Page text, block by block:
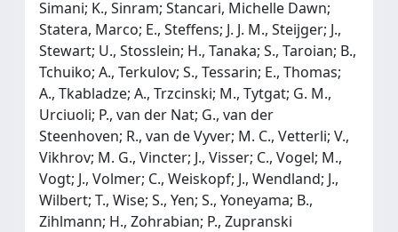
Simani; K., Sinram; Stancari, Michelle Dawn;
Statera, Marco; E., Steffens; J. J. M., Steijger; J.,
Stewart; U., Stosslein; H., Tanaka; S., Taroian; B.,
Tchuiko; A., Terkulov; S., Tessarin; E., Thomas;
A., Tkabladze; A., Trzcinski; M., Tytgat; G. M.,
Urciuoli; P., van der Nat; G., van der
Steenhoven; R., van de Vyver; M. C., Vetterli; V.,
Vikhrov; M. G., Vincter; J., Visser; C., Vogel; M.,
Vogt; J., Volmer; C., Weiskopf; J., Wendland; J.,
Wilbert; T., Wise; S., Yen; S., Yoneyama; B.,
Zihlmann; H., Zohrabian; P., Zupranski